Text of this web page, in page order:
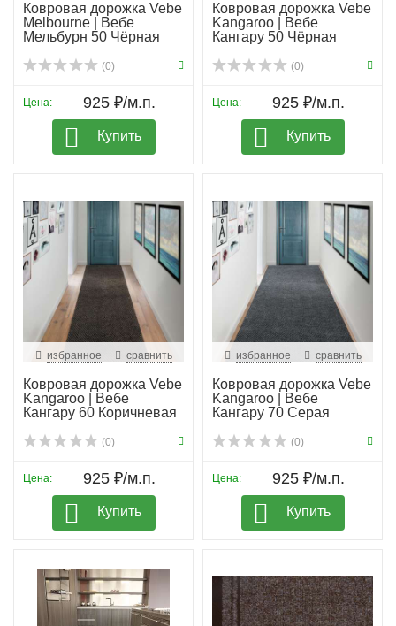
Ковровая дорожка Vebe
Melbourne | Вебе
Мельбурн 50 Чёрная
(0)
Цена: 925 ₽/м.п.
Купить
Ковровая дорожка Vebe
Kangaroo | Вебе
Кангару 50 Чёрная
(0)
Цена: 925 ₽/м.п.
Купить
избранное сравнить
Ковровая дорожка Vebe
Kangaroo | Вебе
Кангару 60 Коричневая
(0)
Цена: 925 ₽/м.п.
Купить
избранное сравнить
Ковровая дорожка Vebe
Kangaroo | Вебе
Кангару 70 Серая
(0)
Цена: 925 ₽/м.п.
Купить